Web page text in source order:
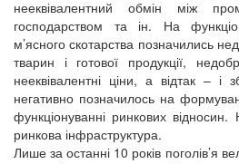
нееквівалентний обмін між
господарством та ін. На
м’ясного скотарства позначились
тварин і готової продукції,
нееквівалентні ціни, а відтак – і
негативно позначилось на
функціонуванні ринкових
ринкова інфраструктура.
Лише за останні 10 років поголів’я